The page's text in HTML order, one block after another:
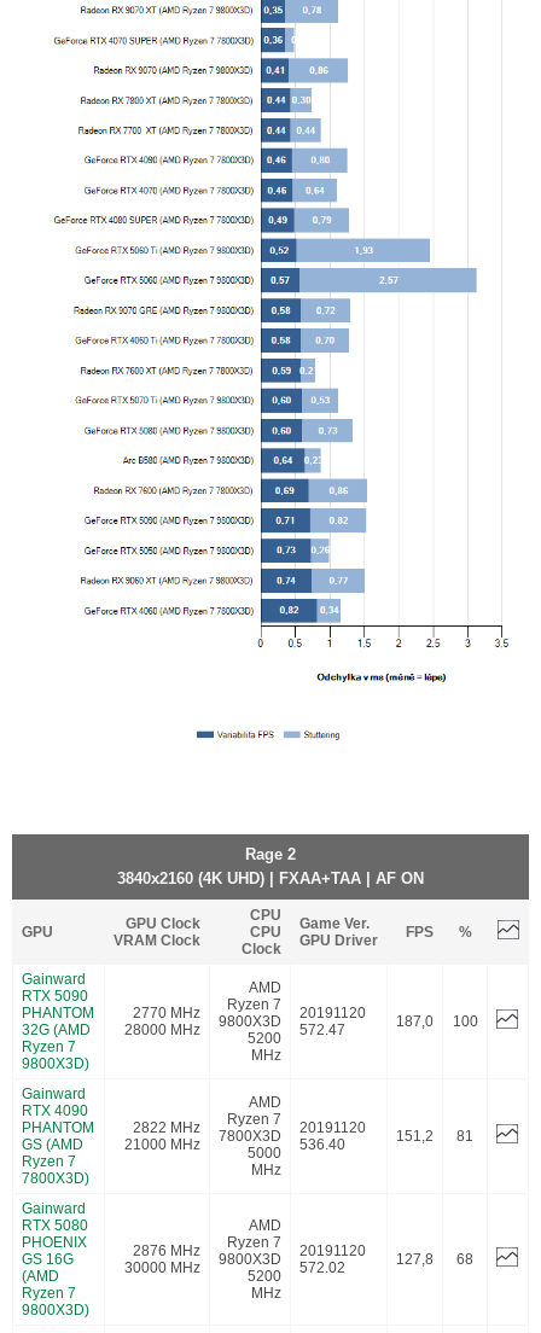
Rage 2
3840x2160 (4K UHD) | FXAA+TAA | AF ON
GPU
GPU Clock
VRAM Clock
CPU
CPU
Clock
Game Ver.
GPU Driver
FPS %
Gainward
RTX 5090
PHANTOM
32G (AMD
Ryzen 7
9800X3D)
2770 MHz
28000 MHz
AMD
Ryzen 7
9800X3D
5200
MHz
20191120
572.47
187,0 100
Gainward
RTX 4090
PHANTOM
GS (AMD
Ryzen 7
7800X3D)
2822 MHz
21000 MHz
AMD
Ryzen 7
7800X3D
5000
MHz
20191120
536.40
151,2 81
Gainward
RTX 5080
PHOENIX
GS 16G
(AMD
Ryzen 7
9800X3D)
2876 MHz
30000 MHz
AMD
Ryzen 7
9800X3D
5200
MHz
20191120
572.02
127,8 68